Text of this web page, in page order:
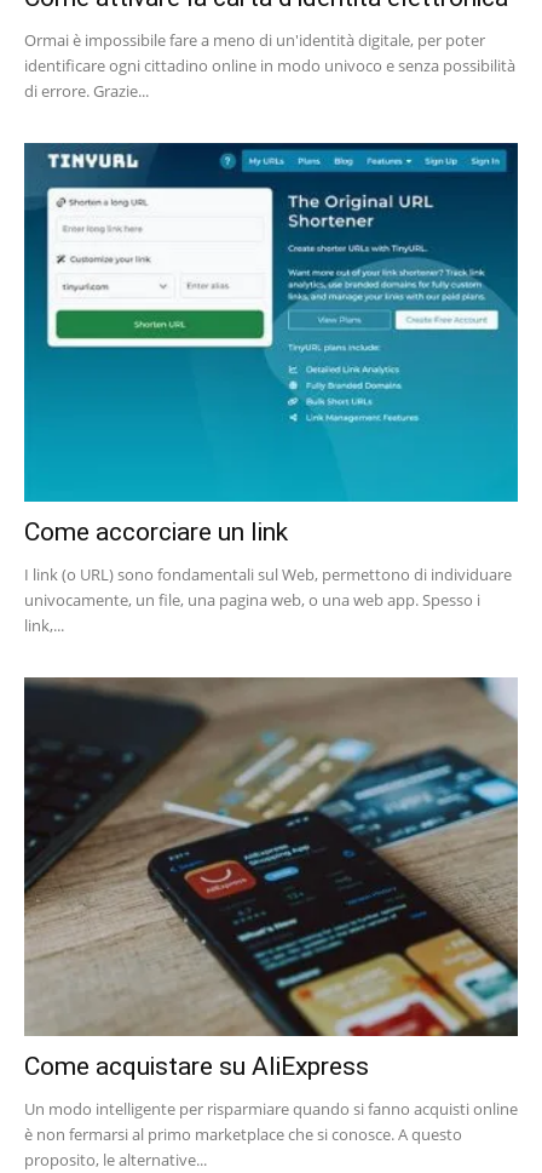
Ormai è impossibile fare a meno di un'identità digitale, per poter
identificare ogni cittadino online in modo univoco e senza possibilità
di errore. Grazie...
Come accorciare un link
I link (o URL) sono fondamentali sul Web, permettono di individuare
univocamente, un file, una pagina web, o una web app. Spesso i
link,...
Come acquistare su AliExpress
Un modo intelligente per risparmiare quando si fanno acquisti online
è non fermarsi al primo marketplace che si conosce. A questo
proposito, le alternative...